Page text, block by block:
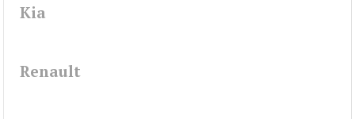
Kia
Renault